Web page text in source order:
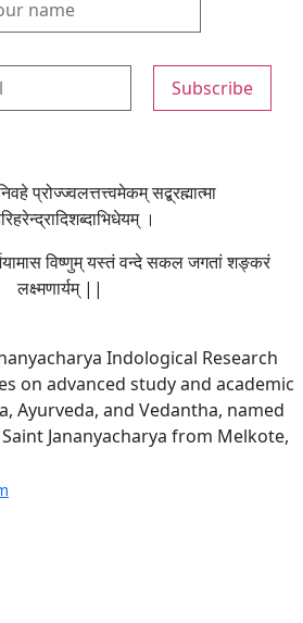
प्रोज्ज्वलत्तत्त्वमेकम् सद्ब्रह्मात्मा
।
विष्णुम् यस्तं वन्दे सकल जगतां शङ्करं
लक्ष्मणार्यम् ||
Indological Research
on advanced study and academic
Ayurveda, and Vedantha, named
Jananyacharya from Melkote,